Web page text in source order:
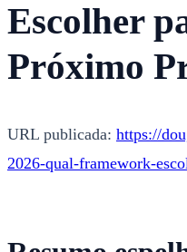
Escolher
Próximo
URL publicada: https://
2026-qual-framework-